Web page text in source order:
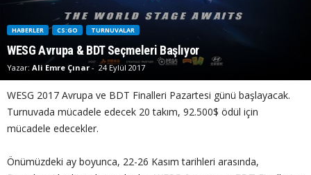
HABERLER CS:GO TURNUVALAR
WESG Avrupa & BDT Seçmeleri Başlıyor
Yazar: Ali Emre Çınar - 24 Eylül 2017
WESG 2017 Avrupa ve BDT Finalleri Pazartesi günü başlayacak.
Turnuvada mücadele edecek 20 takım, 92.500$ ödül için
mücadele edecekler.
Önümüzdeki ay boyunca, 22-26 Kasım tarihleri arasında,